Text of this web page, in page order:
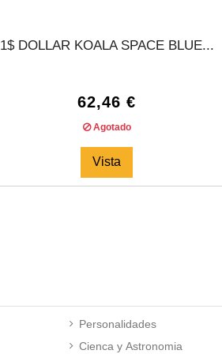
1$ DOLLAR KOALA SPACE BLUE...
62,46 €
Agotado
Vista
Personalidades
Cienca y Astronomia